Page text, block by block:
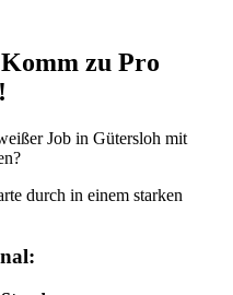
zu Pro
Job in Gütersloh mit
durch in einem starken